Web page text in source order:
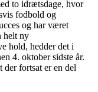
to idrætsdage, hvor
fodbold og
og har været
helt ny
hold, hedder det i
4. oktober sidste år.
der fortsat er en del